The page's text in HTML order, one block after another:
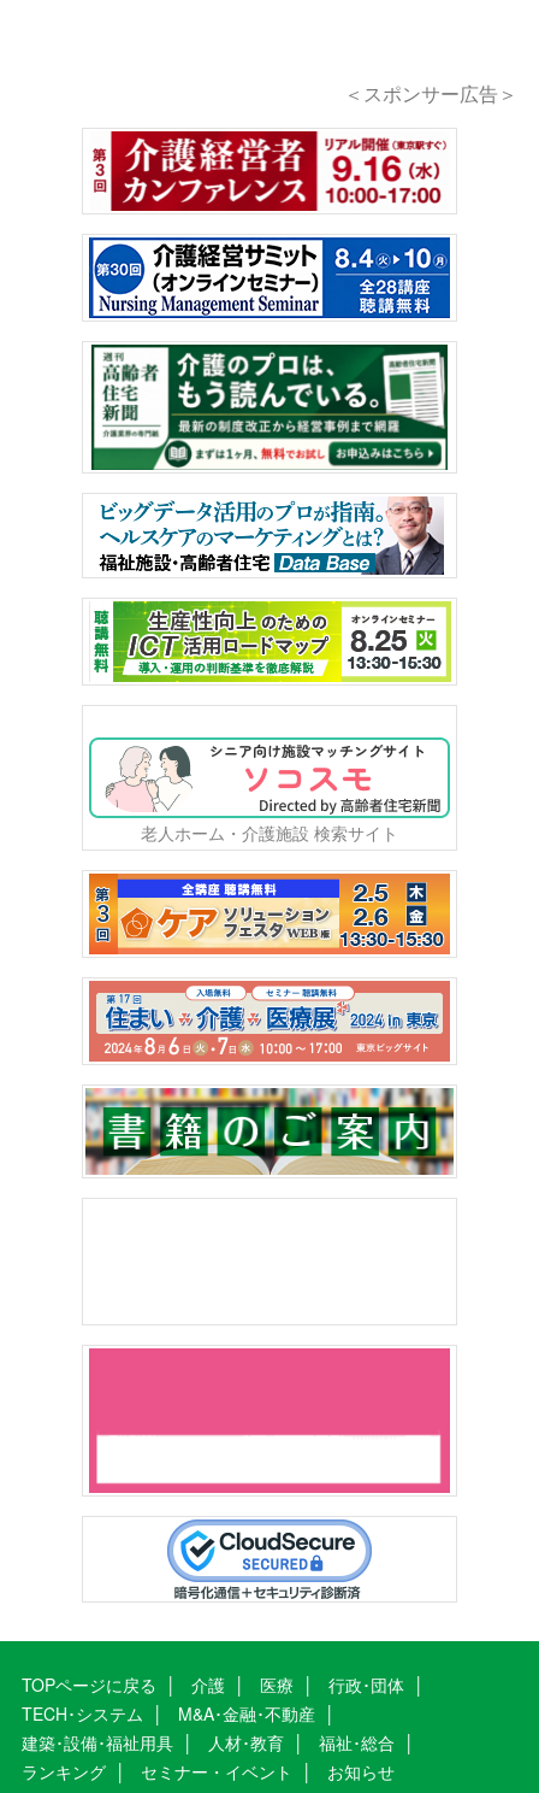
＜スポンサー広告＞
老人ホーム・介護施設 検索サイト
TOPページに戻る 介護 医療
行政･団体
TECH･システム
M&A･金融･不動産
建築･設備･福祉用具
人材･教育
福祉･総合
ランキング
セミナー・イベント お知らせ